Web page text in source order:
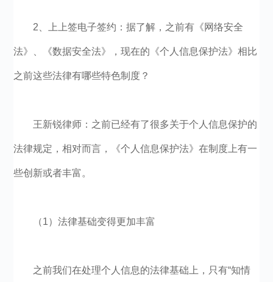
2、上上签电子签约：据了解，之前有《网络安全
法》、《数据安全法》，现在的《个人信息保护法》相比
之前这些法律有哪些特色制度？
王新锐律师：之前已经有了很多关于个人信息保护的
法律规定，相对而言，《个人信息保护法》在制度上有一
些创新或者丰富。
（1）法律基础变得更加丰富
之前我们在处理个人信息的法律基础上，只有“知情